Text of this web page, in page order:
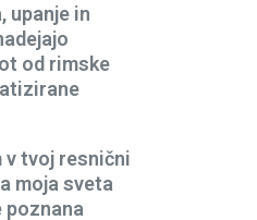
upanje in
od rimske
v tvoj resnični
moja sveta
poznana